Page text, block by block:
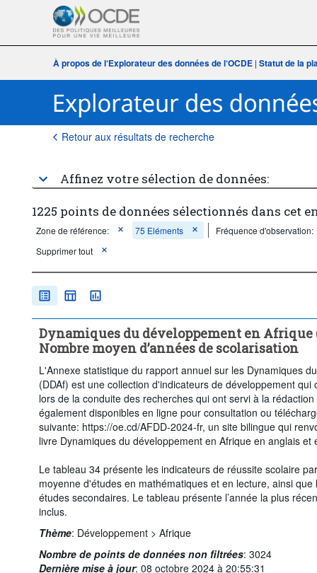
À propos de l‘Explorateur des données de l‘OCDE | Statut de la
Retour aux résultats de recherche
Affinez votre sélection de données:
1225 points de données sélectionnés dans cet
Zone de référence: 75 Eléments
Fréquence d'observation:
Supprimer tout
Dynamiques du développement en Afrique
Nombre moyen d’années de scolarisation
L'Annexe statistique du rapport annuel sur les Dynamiques
(DDAf) est une collection d'indicateurs de développement
lors de la conduite des recherches qui ont servi à la
également disponibles en ligne pour consultation ou
suivante: https://oe.cd/AFDD-2024-fr, un site bilingue qui
livre Dynamiques du développement en Afrique en anglais et
Le tableau 34 présente les indicateurs de réussite scolaire
moyenne d'études en mathématiques et en lecture, ainsi
études secondaires. Le tableau présente l’année la plus
inclus.
Thème: Développement > Afrique
Nombre de points de données non filtrées: 3024
Dernière mise à jour: 08 octobre 2024 à 20:55:31